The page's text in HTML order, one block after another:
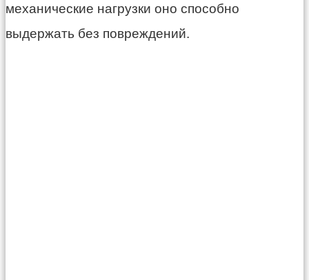
механические нагрузки оно способно
выдержать без повреждений.